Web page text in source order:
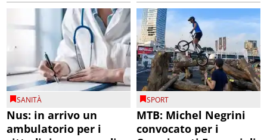
SANITÀ
Nus: in arrivo un
ambulatorio per i
SPORT
MTB: Michel Negrini
convocato per i